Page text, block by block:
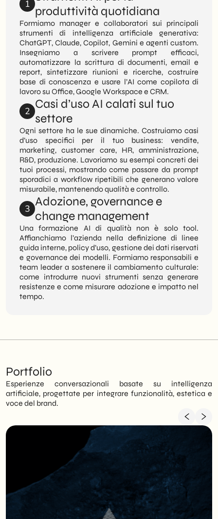
1 produttività quotidiana
Formiamo manager e collaboratori sui principali
strumenti di intelligenza artificiale generativa:
ChatGPT, Claude, Copilot, Gemini e agenti custom.
Insegniamo a scrivere prompt efficaci,
automatizzare la scrittura di documenti, email e
report, sintetizzare riunioni e ricerche, costruire
base di conoscenza e usare l’AI come copilota di
lavoro su Office, Google Workspace e CRM.
2 Casi d’uso AI calati sul tuo
settore
Ogni settore ha le sue dinamiche. Costruiamo casi
d’uso specifici per il tuo business: vendite,
marketing, customer care, HR, amministrazione,
R&D, produzione. Lavoriamo su esempi concreti dei
tuoi processi, mostrando come passare da prompt
sporadici a workflow ripetibili che generano valore
misurabile, mantenendo qualità e controllo.
3 Adozione, governance e
change management
Una formazione AI di qualità non è solo tool.
Affianchiamo l’azienda nella definizione di linee
guida interne, policy d’uso, gestione dei dati riservati
e governance dei modelli. Formiamo responsabili e
team leader a sostenere il cambiamento culturale:
come introdurre nuovi strumenti senza generare
resistenze e come misurare adozione e impatto nel
tempo.
Portfolio
Esperienze conversazionali basate su intelligenza
artificiale, progettate per integrare funzionalità, estetica e
voce del brand.